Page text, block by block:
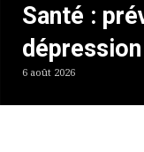
Santé :
dépression
6 août 2026